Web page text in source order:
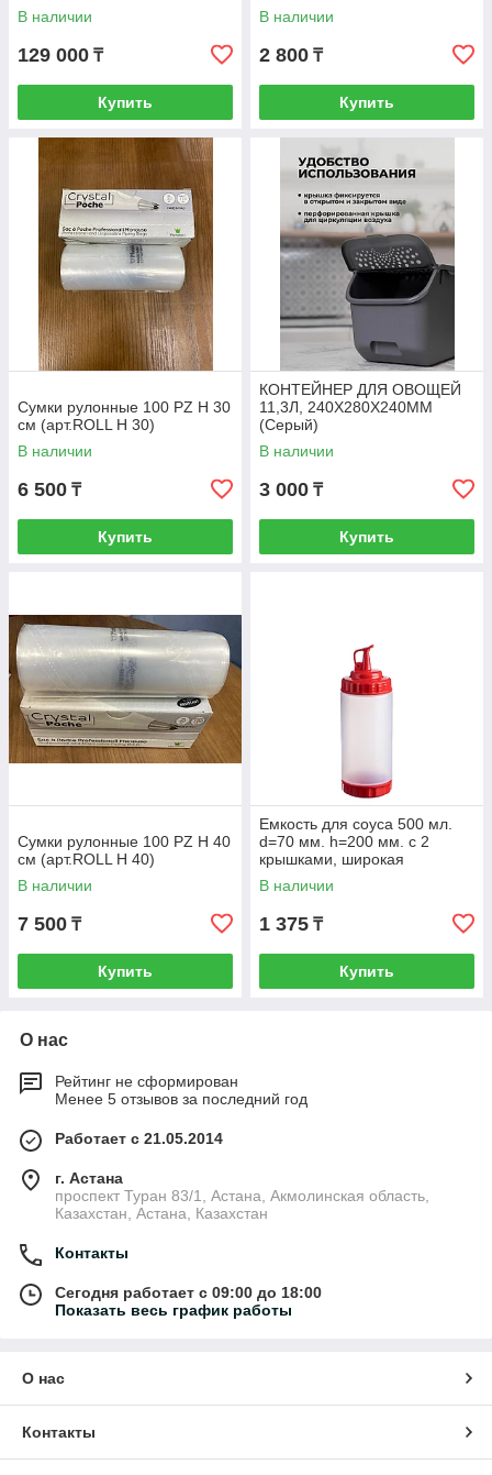
В наличии
129 000 ₸
Купить
В наличии
2 800 ₸
Купить
Сумки рулонные 100 PZ H 30
см (арт.ROLL H 30)
В наличии
6 500 ₸
Купить
КОНТЕЙНЕР ДЛЯ ОВОЩЕЙ
11,3Л, 240Х280Х240ММ
(Серый)
В наличии
3 000 ₸
Купить
Сумки рулонные 100 PZ H 40
см (арт.ROLL H 40)
В наличии
7 500 ₸
Купить
Емкость для соуса 500 мл.
d=70 мм. h=200 мм. с 2
крышками, широкая
прозрачная, крышки красны
GP /1/
В наличии
1 375 ₸
Купить
О нас
Рейтинг не сформирован
Менее 5 отзывов за последний год
Работает с 21.05.2014
г. Астана
проспект Туран 83/1, Астана, Акмолинская область,
Казахстан, Астана, Казахстан
Контакты
Сегодня работает с 09:00 до 18:00
Показать весь график работы
О нас
Контакты